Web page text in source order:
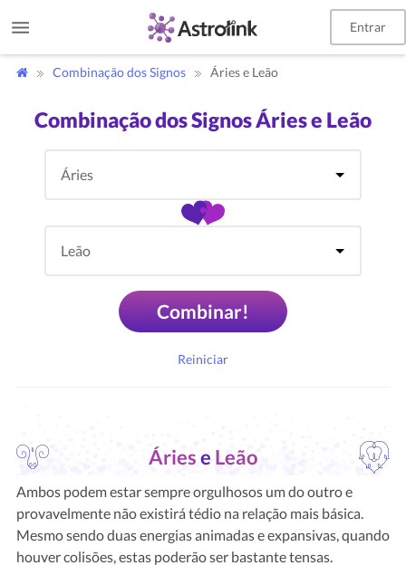
Entrar
Combinação dos Signos Áries e Leão
Combinação dos Signos Áries e Leão
Combinar!
Reiniciar
Áriese Leão
Ambos podem estar sempre orgulhosos um do outro e
provavelmente não existirá tédio na relação mais básica.
Mesmo sendo duas energias animadas e expansivas, quando
houver colisões, estas poderão ser bastante tensas.